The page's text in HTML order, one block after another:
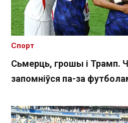
Сьмерць, грошы і Трамп.
запомніўся па-за
Спорт